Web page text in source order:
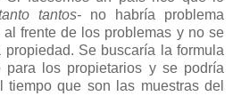
tantos-no habría problema
frente de los problemas y no se
Se buscaría la formula
para los propietarios y se podría
que son las muestras del